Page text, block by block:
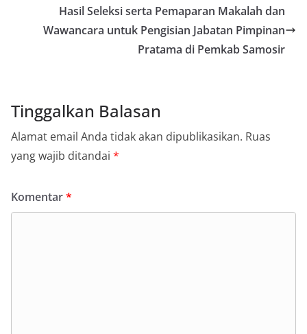
Hasil Seleksi serta Pemaparan Makalah dan
Wawancara untuk Pengisian Jabatan Pimpinan
Pratama di Pemkab Samosir
Tinggalkan Balasan
Alamat email Anda tidak akan dipublikasikan. Ruas
yang wajib ditandai *
Komentar*